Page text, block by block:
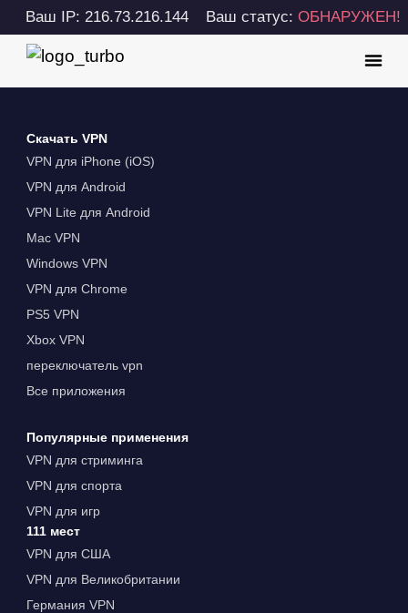
Ваш IP: 216.73.216.144 Ваш статус: ОБНАРУЖЕН!
Скачать VPN
VPN для iPhone (iOS)
VPN для Android
VPN Lite для Android
Mac VPN
Windows VPN
VPN для Chrome
PS5 VPN
Xbox VPN
переключатель vpn
Все приложения
Популярные применения
VPN для стриминга
VPN для спорта
VPN для игр
111 мест
VPN для США
VPN для Великобритании
Германия VPN